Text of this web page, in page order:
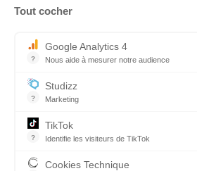
Tout cocher
?
Google Analytics 4
Nous aide à mesurer notre audience
?
Studizz
Marketing
?
TikTok
Identifie les visiteurs de TikTok
Cookies Technique
Organisation
Education civique juridique
Dossier professionnels
Arts appliqués
Anglais
MODALITÉS
D'EXAMENS DES